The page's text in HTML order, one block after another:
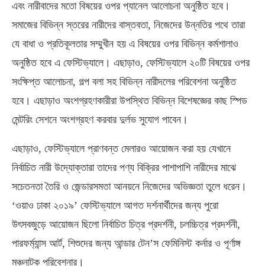
এবং নারীবাদের মতো বিষয়ের ওপর প্যানেল আলোচনা অনুষ্ঠিত হবে।
সমাজের বিভিন্ন স্তরের নারীদের বাস্তবতা, নিজেদের উন্নতির পথে তারা
যে বাধা ও প্রতিকূলতার সম্মুখীন হয় এ বিষয়ের ওপর বিভিন্ন কর্মশালাও
অনুষ্ঠিত হবে এ ফেস্টিভ্যালে। এছাড়াও, ফেস্টিভ্যালে ২০টি বিষয়ের ওপর
সংক্ষিপ্ত আলোচনা, গল্প বলা সহ বিভিন্ন নারীদলের পরিবেশনা অনুষ্ঠিত
হবে। এছাড়াও অংশগ্রহণকারীরা উপস্থিত বিভিন্ন বিশেষজ্ঞের কাছ স্পিড
মেন্টরিং সেশনে অংশগ্রহণ করবার দুর্লভ সুযোগ পাবেন।
এছাড়াও, ফেস্টিভ্যালে প্রাণবন্ত মেলারও আয়োজন করা হয় যেখানে
নির্বাচিত নারী উদ্যোক্তারা তাদের পণ্য বিক্রির পাশাপাশি নারীদের মাঝে
সচেতনতা তৈরি ও জেন্ডারসমতা আনয়নে নিজেদের অভিজ্ঞতা তুলে ধরেন।
‘ওয়াও ঢাকা ২০১৯’ ফেস্টিভ্যালে আগত দর্শনার্থীদের জন্য পুরো
উৎসবজুড়ে আয়োজন ছিলো নির্বাচিত চিত্র প্রদর্শনী, চলচ্চিত্র প্রদর্শনী,
পারফর্ম্যান্স আর্ট, শিশুদের জন্য আন্ডার টেন’স ফেমিনিস্ট কর্নার ও পূর্ণাঙ্গ
মঞ্চনাটক পরিবেশনার।